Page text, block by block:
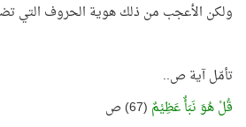
ولكن الأعجب من ذلك هوية الحروف التي
تأمّل آية ص..
قُلْ هُوَ نَبَأٌ عَظِيْمٌ (67) ص